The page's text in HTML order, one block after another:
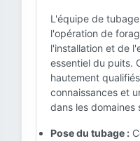
L'équipe de
l'opération de
l'installation et de
essentiel du puits.
hautement
connaissances et
dans les domaines
Pose du tubage :